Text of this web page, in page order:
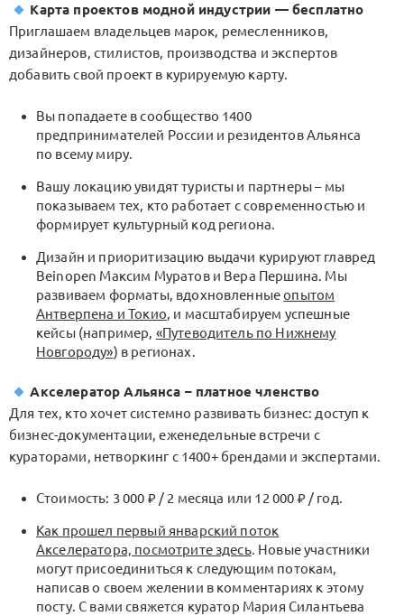
Карта проектов модной индустрии — бесплатно
Приглашаем владельцев марок, ремесленников,
дизайнеров, стилистов, производства и экспертов
добавить свой проект в курируемую карту.
Вы попадаете в сообщество 1400
предпринимателей России и резидентов Альянса
по всему миру.
Вашу локацию увидят туристы и партнеры – мы
показываем тех, кто работает с современностью и
формирует культурный код региона.
Дизайн и приоритизацию выдачи курируют главред
Beinopen Максим Муратов и Вера Першина. Мы
развиваем форматы, вдохновленныеопытом
Антверпена и Токио, и масштабируем успешные
кейсы (например, «Путеводитель по Нижнему
Новгороду») в регионах.
Акселератор Альянса – платное членство
Для тех, кто хочет системно развивать бизнес: доступ к
бизнес-документации, еженедельные встречи с
кураторами, нетворкинг с 1400+ брендами и экспертами.
Стоимость: 3 000 ₽ / 2 месяца или 12 000 ₽ / год.
Как прошел первый январский поток
Акселератора, посмотрите здесь. Новые участники
могут присоединиться к следующим потокам,
написав о своем желении в комментариях к этому
посту. С вами свяжется куратор Мария Силантьева